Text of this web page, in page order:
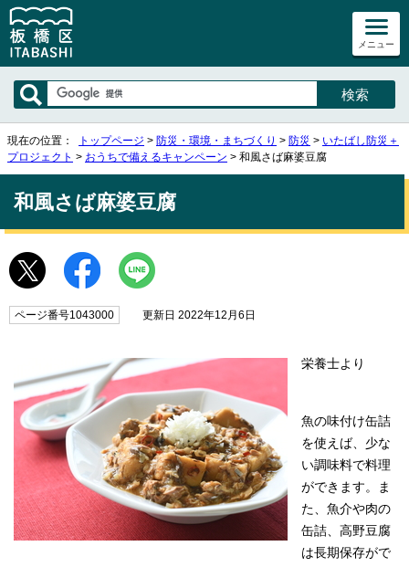
メニュー
現在の位置： トップページ > 防災・環境・まちづくり > 防災 > いたばし防災＋
プロジェクト > おうちで備えるキャンペーン > 和風さば麻婆豆腐
和風さば麻婆豆腐
ページ番号1043000 更新日 2022年12月6日
栄養士より
魚の味付け缶詰
を使えば、少な
い調味料で料理
ができます。ま
た、魚介や肉の
缶詰、高野豆腐
は長期保存がで